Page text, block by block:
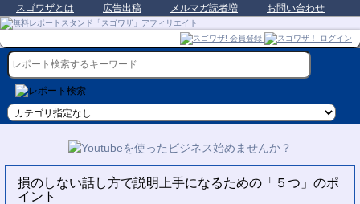
スゴワザとは 広告出稿 メルマガ読者増 お問い合わせ
損のしない話し方で説明上手になるための「５つ」のポ
イント